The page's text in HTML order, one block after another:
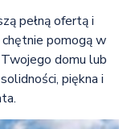
pełną ofertą i
pomogą w
domu lub
piękna i